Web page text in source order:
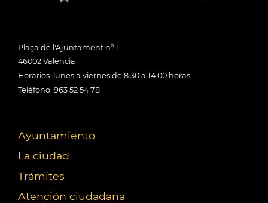
Plaça de l'Ajuntament nº 1
46002 València
Horarios: lunes a viernes de 8:30 a 14:00 horas
Teléfono: 963 52 54 78
Ayuntamiento
La ciudad
Trámites
Atención ciudadana